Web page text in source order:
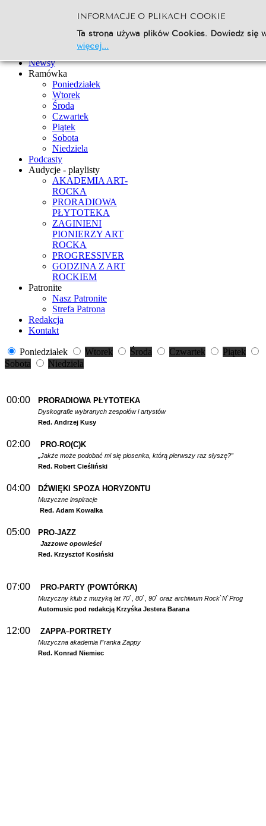
Go
Strona Główna
Newsy
Ramówka
Poniedziałek
Wtorek
Środa
Czwartek
Piątek
Sobota
Niedziela
Podcasty
Audycje - playlisty
AKADEMIA ART-
ROCKA
PRORADIOWA
PŁYTOTEKA
ZAGINIENI
PIONIERZY ART
ROCKA
PROGRESSIVER
GODZINA Z ART
ROCKIEM
Patronite
Nasz Patronite
Strefa Patrona
Redakcja
Kontakt
Poniedziałek Wtorek Środa Czwartek
Piątek
Sobota
Niedziela
00:00 PRORADIOWA PŁYTOTEKA
Dyskografie wybranych zespołów i artystów
Red. Andrzej Kusy
02:00 PRO-RO(C)K
„Jakże może podobać mi się piosenka, którą pierwszy raz słyszę?”
Red. Robert Cieśliński
04:00 DŹWIĘKI SPOZA HORYZONTU
Muzyczne inspiracje
Red. Adam Kowalka
05:00 PRO-JAZZ
Jazzowe opowieści
Red. Krzysztof Kosiński
07:00 PRO-PARTY (POWTÓRKA)
Muzyczny klub z muzyką lat 70`, 80`, 90` oraz archiwum Rock`N`Prog
Automusic pod redakcją Krzyśka Jestera Barana
12:00 ZAPPA–PORTRETY
Muzyczna akademia Franka Zappy
Red. Konrad Niemiec
INFORMACJE O PLIKACH COOKIE
Ta strona używa plików Cookies. Dowiedz
więcej...